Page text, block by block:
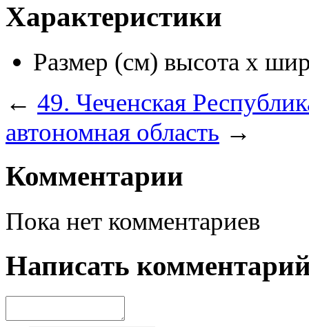
Характеристики
Размер (см) высота х
← 49. Чеченская
автономная область →
Комментарии
Пока нет комментариев
Написать